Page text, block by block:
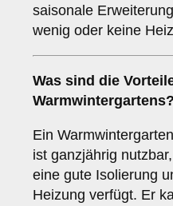
saisonale
wenig oder keine
Was sind die
Warmwintergartens?
Ein
ist ganzjährig
eine gute Isolierung
Heizung verfügt. Er